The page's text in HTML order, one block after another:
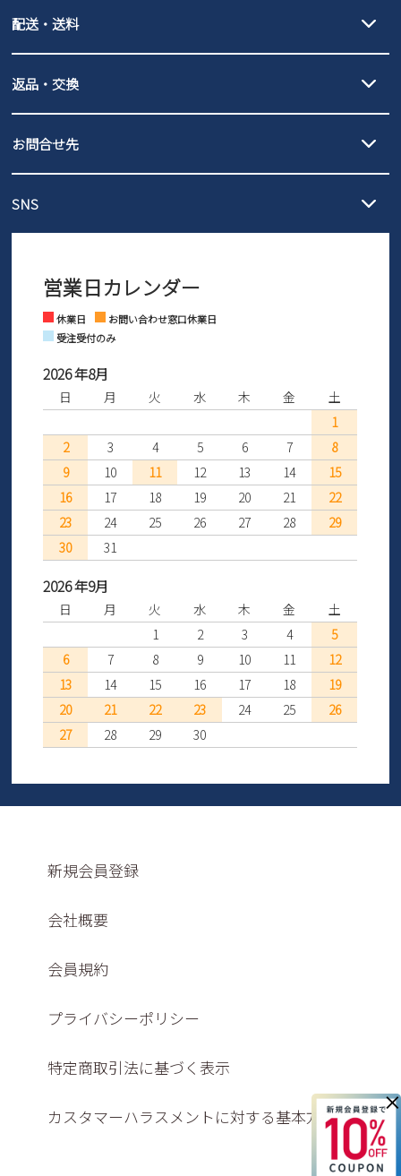
×
PayPay（オンライン決済）、代金引換のご利用が可能です。
配送・送料
北海道・本州・四国・九州…550円
3,980円（税込）以上お買い上げで送料無料
発送日・送料詳細については
ご利用ください。
全国一律…220円（税込）
発送日・送料詳細についてはご利用ガイドを
ご利用ください。
返品・交換
の片道無料サービスを実施中！
ントとしても安心してご利用いただけるよう、サイズ交換の受付期
さい。
お問合せ先
営業時間：11時～17時
※土日祝はお問い合わせ窓口休業日となります。
SNS
Facebook Instagram
営業日カレンダー
休業日
お問い合わせ窓口休業日
受注受付のみ
2026 年8月
日 月 火 水 木 金
土
1
2
3 4 5 6 7
8
9
10 11 12 13 14
15
16
17 18 19 20 21
22
23
24 25 26 27 28
29
30
31
2026 年9月
日 月 火 水 木 金
土
1
2 3 4
5
6
7 8 9 10 11
12
13
14 15 16 17 18
19
20
21 22 23 24 25
26
27
28 29 30
新規会員登録
会社概要
会員規約
プライバシーポリシー
特定商取引法に基づく表示
カスタマーハラスメントに対する基本方針